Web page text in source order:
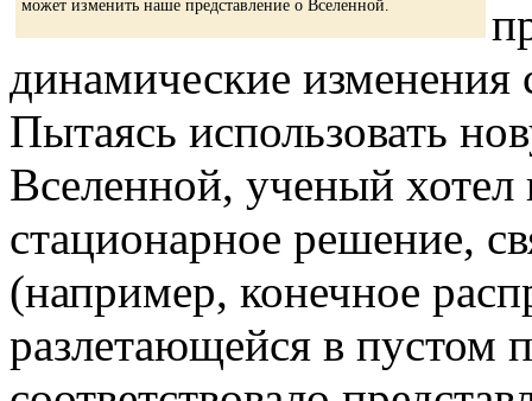
может изменить наше представление о Вселенной.
динамические изменения
Пытаясь использовать
Вселенной, ученый хотел
стационарное решение,
(например, конечное
разлетающейся в пустом